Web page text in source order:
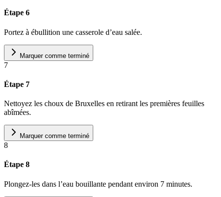
Étape 6
Portez à ébullition une casserole d’eau salée.
Marquer comme terminé
7
Étape 7
Nettoyez les choux de Bruxelles en retirant les premières feuilles
abîmées.
Marquer comme terminé
8
Étape 8
Plongez-les dans l’eau bouillante pendant environ 7 minutes.